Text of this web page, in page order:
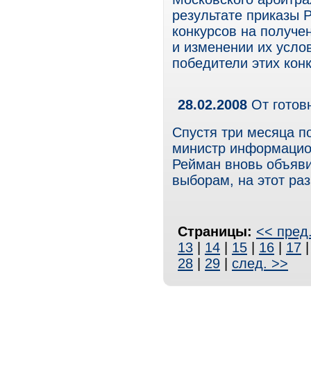
результате приказы
конкурсов на
и изменении их
победители этих
28.02.2008 От
Спустя три месяца
министр
Рейман вновь
выборам, на этот
Страницы: <<
13
14 15 16 17
28
29 след. >>